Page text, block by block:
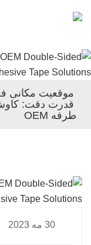
موقعیت مکانی
قدرت دقت:
طرفه OEM
30 مه 2023